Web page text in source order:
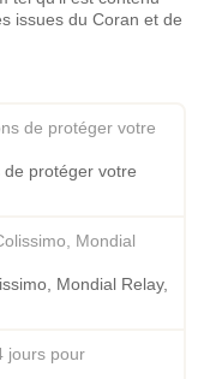
issues du Coran et de
protéger votre
Mondial Relay,